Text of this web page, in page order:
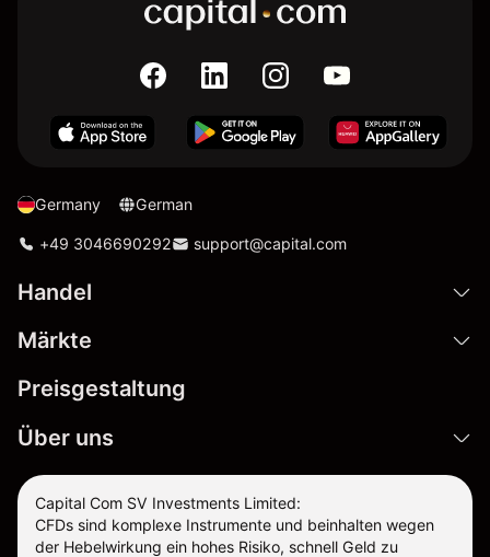
Germany German
+49 3046690292 support@capital.com
Handel
Märkte
Preisgestaltung
Über uns
Capital Com SV Investments Limited:
CFDs sind komplexe Instrumente und beinhalten wegen
der Hebelwirkung ein hohes Risiko, schnell Geld zu